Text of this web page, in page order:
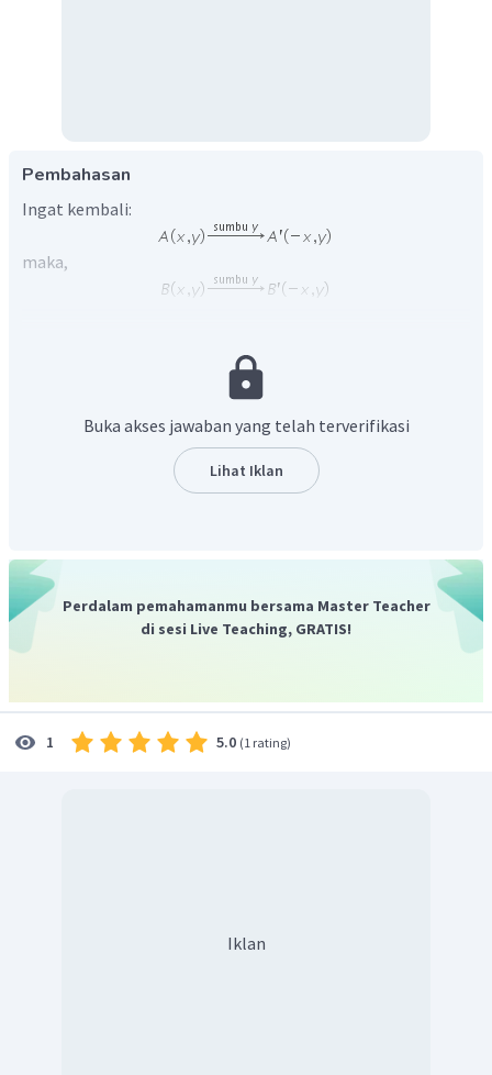
Pembahasan
Ingat kembali:
maka,
Buka akses jawaban yang telah terverifikasi
Lihat Iklan
Perdalam pemahamanmu bersama Master Teacher
di sesi Live Teaching, GRATIS!
1 5.0 (1 rating)
Iklan